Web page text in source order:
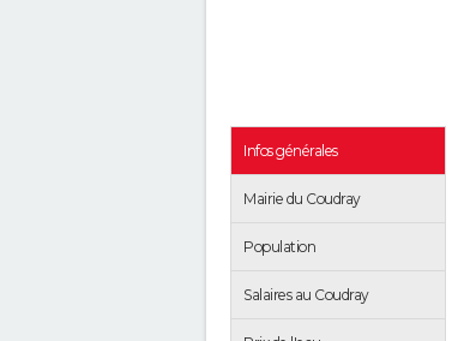
Infos générales
Mairie du Coudray
Population
Salaires au Coudray